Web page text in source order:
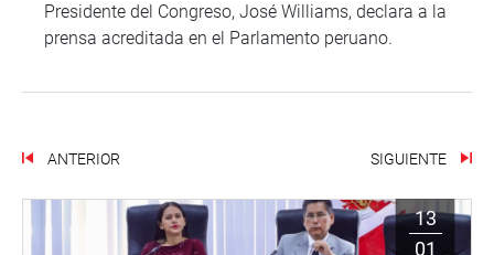
Presidente del Congreso, José Williams, declara a la
prensa acreditada en el Parlamento peruano.
ANTERIOR SIGUIENTE
13
01